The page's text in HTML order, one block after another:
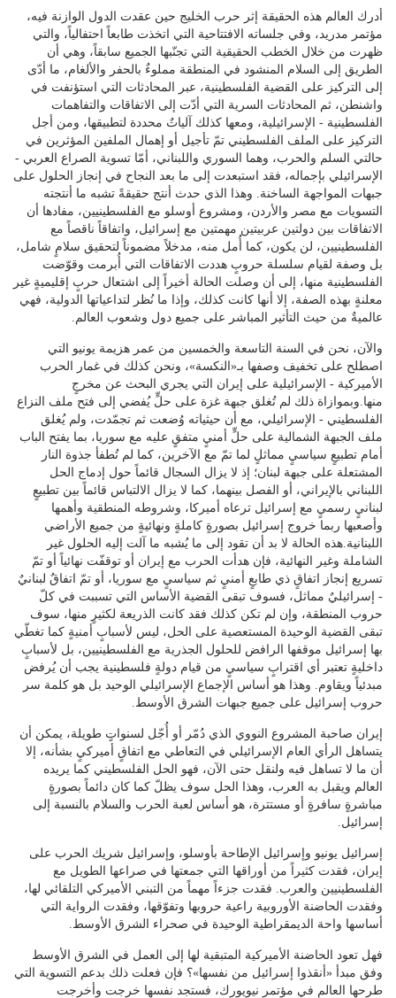
أدرك العالم هذه الحقيقة إثر حرب الخليج حين عقدت الدول الوازنة فيه،
مؤتمر مدريد، وفي جلساته الافتتاحية التي اتخذت طابعاً احتفالياً، والتي
ظهرت من خلال الخطب الحقيقية التي تجنّبها الجميع سابقاً، وهي أن
الطريق إلى السلام المنشود في المنطقة مملوءٌ بالحفر والألغام، ما أدّى
إلى التركيز على القضية الفلسطينية، عبر المحادثات التي استؤنفت في
واشنطن، ثم المحادثات السرية التي أدّت إلى الاتفاقات والتفاهمات
الفلسطينية - الإسرائيلية، ومعها كذلك آلياتٌ محددة لتطبيقها، ومن أجل
التركيز على الملف الفلسطيني تمّ تأجيل أو إهمال الملفين المؤثرين في
حالتي السلم والحرب، وهما السوري واللبناني، أمّا تسوية الصراع العربي -
الإسرائيلي بإجماله، فقد استبعدت إلى ما بعد النجاح في إنجاز الحلول على
جبهات المواجهة الساخنة. وهذا الذي حدث أنتج حقيقةً تشبه ما أنتجته
التسويات مع مصر والأردن، ومشروع أوسلو مع الفلسطينيين، مفادها أن
الاتفاقات بين دولتين عربيتين مهمتين مع إسرائيل، واتفاقاً ناقصاً مع
الفلسطينيين، لن يكون، كما أُمل منه، مدخلاً مضموناً لتحقيق سلامٍ شامل،
بل وصفة لقيام سلسلة حروبٍ هددت الاتفاقات التي أُبرمت وقوّضت
الفلسطينية منها، إلى أن وصلت الحالة أخيراً إلى اشتعال حربٍ إقليميةٍ غير
معلنةٍ بهذه الصفة، إلا أنها كانت كذلك، وإذا ما نُظر لتداعياتها الدولية، فهي
عالميةٌ من حيث التأثير المباشر على جميع دول وشعوب العالم.
والآن، نحن في السنة التاسعة والخمسين من عمر هزيمة يونيو التي
اصطلح على تخفيف وصفها بـ«النكسة»، ونحن كذلك في غمار الحرب
الأميركية - الإسرائيلية على إيران التي يجري البحث عن مخرجٍ
منها.وبموازاة ذلك لم تُغلق جبهة غزة على حلٍّ يُفضي إلى فتح ملف النزاع
الفلسطيني - الإسرائيلي، مع أن حيثياته وُضعت ثم تجمّدت، ولم يُغلق
ملف الجبهة الشمالية على حلٍّ أمنيٍ متفقٍ عليه مع سوريا، بما يفتح الباب
أمام تطبيعٍ سياسيٍ مماثلٍ لما تمّ مع الآخرين، كما لم تُطفأ جذوة النار
المشتعلة على جبهة لبنان؛ إذ لا يزال السجال قائماً حول إدماج الحل
اللبناني بالإيراني، أو الفصل بينهما، كما لا يزال الالتباس قائماً بين تطبيعٍ
لبنانيٍ رسميٍ مع إسرائيل ترعاه أميركا، وشروطه المنطقية وأهمها
وأصعبها ربما خروج إسرائيل بصورةٍ كاملةٍ ونهائيةٍ من جميع الأراضي
اللبنانية.هذه الحالة لا بد أن تقود إلى ما يُشبه ما آلت إليه الحلول غير
الشاملة وغير النهائية، فإن هدأت الحرب مع إيران أو توقفّت نهائياً أو تمّ
تسريع إنجاز اتفاقٍ ذي طابعٍ أمنيٍ ثم سياسيٍ مع سوريا، أو تمّ اتفاقٌ لبنانيٌ
- إسرائيليٌ مماثل، فسوف تبقى القضية الأساس التي تسببت في كلّ
حروب المنطقة، وإن لم تكن كذلك فقد كانت الذريعة لكثيرٍ منها، سوف
تبقى القضية الوحيدة المستعصية على الحل، ليس لأسبابٍ أمنيةٍ كما تغطّي
بها إسرائيل موقفها الرافض للحلول الجذرية مع الفلسطينيين، بل لأسبابٍ
داخليةٍ تعتبر أي اقترابٍ سياسيٍ من قيام دولةٍ فلسطينية يجب أن يُرفض
مبدئياً ويقاوم. وهذا هو أساس الإجماع الإسرائيلي الوحيد بل هو كلمة سر
حروب إسرائيل على جميع جبهات الشرق الأوسط.
إيران صاحبة المشروع النووي الذي دُمّر أو أُجّل لسنواتٍ طويلة، يمكن أن
يتساهل الرأي العام الإسرائيلي في التعاطي مع اتفاقٍ أميركيٍ بشأنه، إلا
أن ما لا تساهل فيه ولنقل حتى الآن، فهو الحل الفلسطيني كما يريده
العالم ويقبل به العرب، وهذا الحل سوف يظلّ كما كان دائماً بصورةٍ
مباشرةٍ سافرةٍ أو مستترة، هو أساس لعبة الحرب والسلام بالنسبة إلى
إسرائيل.
إسرائيل يونيو وإسرائيل الإطاحة بأوسلو، وإسرائيل شريك الحرب على
إيران، فقدت كثيراً من أوراقها التي جمعتها في صراعها الطويل مع
الفلسطينيين والعرب. فقدت جزءاً مهماً من التبني الأميركي التلقائي لها،
وفقدت الحاضنة الأوروبية راعية حروبها وتفوّقها، وفقدت الرواية التي
أساسها واحة الديمقراطية الوحيدة في صحراء الشرق الأوسط.
فهل تعود الحاضنة الأميركية المتبقية لها إلى العمل في الشرق الأوسط
وفق مبدأ «أنقذوا إسرائيل من نفسها»؟ فإن فعلت ذلك بدعم التسوية التي
طرحها العالم في مؤتمر نيويورك، فستجد نفسها خرجت وأخرجت